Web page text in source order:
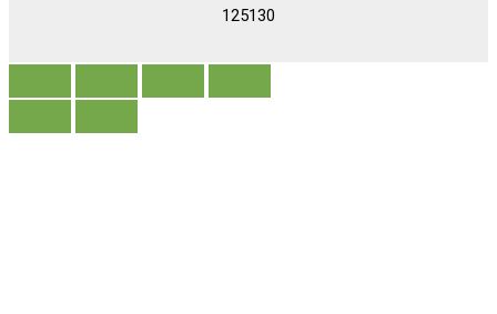
125130